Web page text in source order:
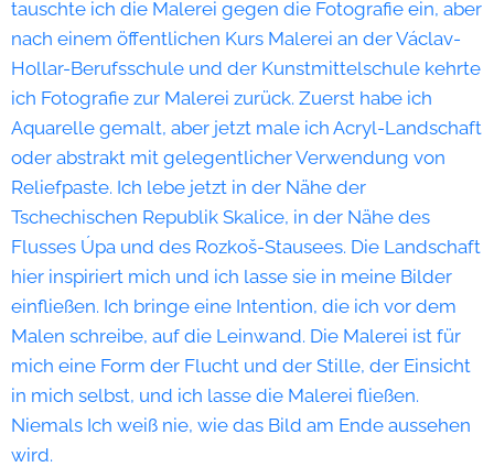
tauschte ich die Malerei gegen die Fotografie ein, aber
nach einem öffentlichen Kurs Malerei an der Václav-
Hollar-Berufsschule und der Kunstmittelschule kehrte
ich Fotografie zur Malerei zurück. Zuerst habe ich
Aquarelle gemalt, aber jetzt male ich Acryl-Landschaft
oder abstrakt mit gelegentlicher Verwendung von
Reliefpaste. Ich lebe jetzt in der Nähe der
Tschechischen Republik Skalice, in der Nähe des
Flusses Úpa und des Rozkoš-Stausees. Die Landschaft
hier inspiriert mich und ich lasse sie in meine Bilder
einfließen. Ich bringe eine Intention, die ich vor dem
Malen schreibe, auf die Leinwand. Die Malerei ist für
mich eine Form der Flucht und der Stille, der Einsicht
in mich selbst, und ich lasse die Malerei fließen.
Niemals Ich weiß nie, wie das Bild am Ende aussehen
wird.